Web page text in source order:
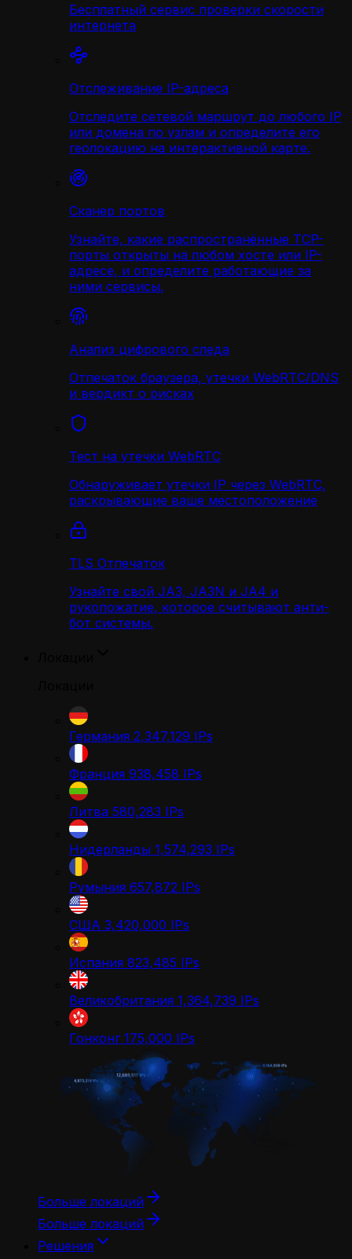
Бесплатный сервис проверки скорости
интернета
Отслеживание IP-адреса
Отследите сетевой маршрут до любого IP
или домена по узлам и определите его
геолокацию на интерактивной карте.
Сканер портов
Узнайте, какие распространённые TCP-
порты открыты на любом хосте или IP-
адресе, и определите работающие за
ними сервисы.
Анализ цифрового следа
Отпечаток браузера, утечки WebRTC/DNS
и вердикт о рисках
Тест на утечки WebRTC
Обнаруживает утечки IP через WebRTC,
раскрывающие ваше местоположение
TLS Отпечаток
Узнайте свой JA3, JA3N и JA4 и
рукопожатие, которое считывают анти-
бот системы.
Германия 2,347,129 IPs
Франция 938,458 IPs
Литва 580,283 IPs
Нидерланды 1,574,293 IPs
Румыния 657,872 IPs
США 3,420,000 IPs
Испания 823,485 IPs
Великобритания 1,364,739 IPs
Гонконг 175,000 IPs
Больше локаций
Больше локаций
Решения